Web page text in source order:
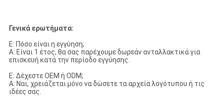
Γενικά ερωτήματα:
Ε: Πόσο είναι η εγγύηση;
Α: Είναι 1 έτος, θα σας παρέχουμε δωρεάν ανταλλακτικά για
επισκευή κατά την περίοδο εγγύησης.
Ε: Δέχεστε OEM ή ODM;
Α: Ναι, χρειάζεται μόνο να δώσετε τα αρχεία λογότυπου ή τις
ιδέες σας.